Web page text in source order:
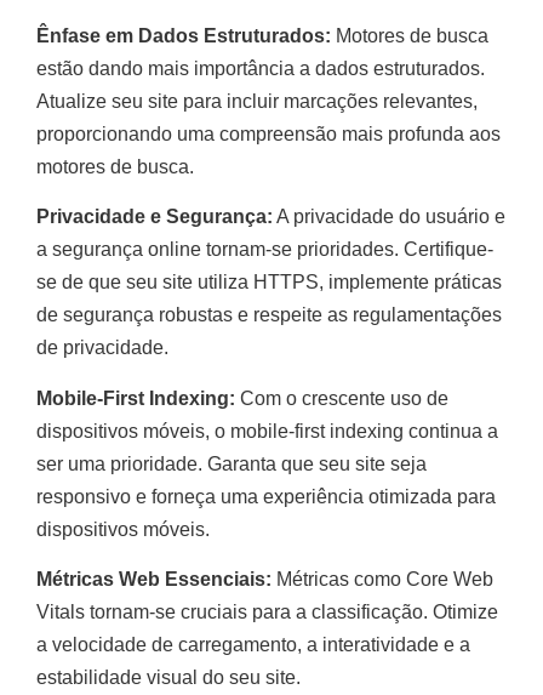
Ênfase em Dados Estruturados: Motores de busca
estão dando mais importância a dados estruturados.
Atualize seu site para incluir marcações relevantes,
proporcionando uma compreensão mais profunda aos
motores de busca.
Privacidade e Segurança: A privacidade do usuário e
a segurança online tornam-se prioridades. Certifique-
se de que seu site utiliza HTTPS, implemente práticas
de segurança robustas e respeite as regulamentações
de privacidade.
Mobile-First Indexing: Com o crescente uso de
dispositivos móveis, o mobile-first indexing continua a
ser uma prioridade. Garanta que seu site seja
responsivo e forneça uma experiência otimizada para
dispositivos móveis.
Métricas Web Essenciais: Métricas como Core Web
Vitals tornam-se cruciais para a classificação. Otimize
a velocidade de carregamento, a interatividade e a
estabilidade visual do seu site.